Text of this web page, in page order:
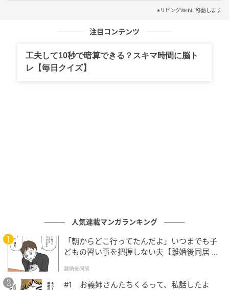
と高い天井で、素敵な空間に仕上がっています。迎え
入れてくださる店員さんが優しくて丁寧で、入って数
※リビングWebに移動します
注目コンテンツ
工夫して10秒で暗算できる？スキマ時間に脳ト
レ【毎日クイズ】
人気連載マンガランキング
「朝からどこ行ってたんだよ」いつまでも子
どもの習い事を把握しない夫【離婚後同居 Vo
離婚後同居
#1 お義姉さんたちくるって、私話したよ